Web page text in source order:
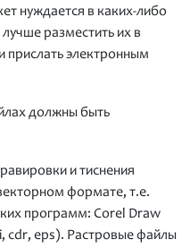
нуждается в каких-либо
разместить их в
прислать электронным
должны быть
и тиснения
формате, т.е.
программ: Corel Draw
eps). Растровые файлы